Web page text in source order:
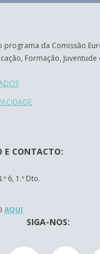
programa da Comissão
Formação,
E CONTACTO:
6, 1.º Dto.
AQUI
SIGA-NOS: